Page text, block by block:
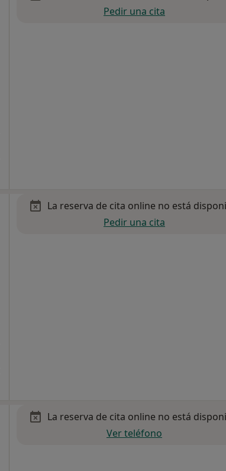
Pedir una cita
La reserva de cita online no está
Pedir una cita
La reserva de cita online no está
Ver teléfono